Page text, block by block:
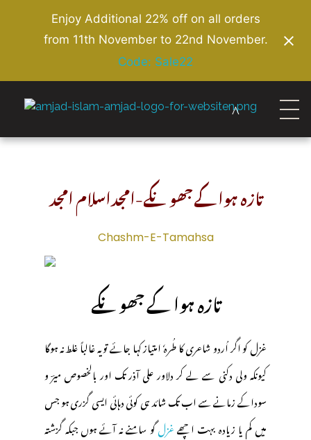
Enjoy Additional 22% off on all orders
from 11th November to 22nd November.
Code: Sale22
تازہ ہوا کے جھونکے-امجداسلام امجد
Chashm-E-Tamahsa
تازہ ہوا کے جھونکے
غزل کو اگر اُردو شاعری کا طُرہٗ امتیاز کہا جائے تو یہ غالباً غلط نہ ہوگا
کیونکہ ولی دکنی سے لے کر دلاور علی آذر تک اور بالخصوص میرؔ و
سوداکے زمانے سے اب تک شائد ہی کوئی دہائی ایسی گزری ہو جس
میں کم یا زیادہ بہت اچھےغزلگو سامنے نہ آئے ہوں جبکہ گزشتہ